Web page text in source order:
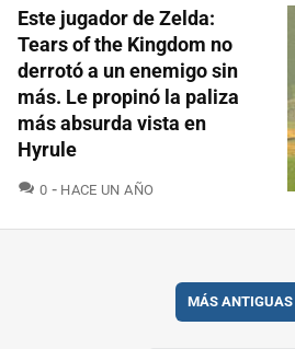
Este jugador de Zelda:
Tears of the Kingdom no
derrotó a un enemigo sin
más. Le propinó la paliza
más absurda vista en
Hyrule
0 COMENTARIOS
HACE UN AÑO
MÁS ANTIGUAS